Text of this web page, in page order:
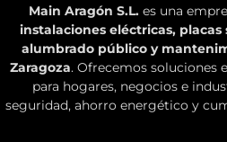
Main Aragón S.L.es una
instalaciones eléctricas, placas
alumbrado público y
Zaragoza. Ofrecemos soluciones
para hogares, negocios e
seguridad, ahorro energético y